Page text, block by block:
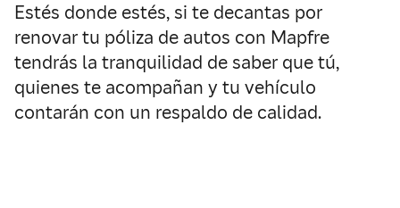
Estés donde estés, si te decantas por
renovar tu póliza de autos con Mapfre
tendrás la tranquilidad de saber que tú,
quienes te acompañan y tu vehículo
contarán con un respaldo de calidad.